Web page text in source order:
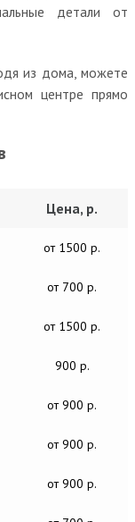
детали от
из дома, можете
центре прямо
Цена, р.
от 1500 р.
от 700 р.
от 1500 р.
900 р.
от 900 р.
от 900 р.
от 900 р.